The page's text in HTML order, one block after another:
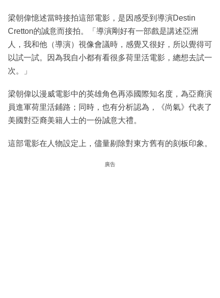
梁朝偉憶述當時接拍這部電影，是因感受到導演Destin
Cretton的誠意而接拍。「導演剛好有一部戲是講述亞洲
人，我和他（導演）視像會議時，感覺又很好，所以覺得可
以試一試。因為我自小都有看很多荷里活電影，總想去試一
次。」
梁朝偉以漫威電影中的英雄角色再添國際知名度，為亞裔演
員進軍荷里活鋪路；同時，也有分析認為，《尚氣》代表了
美國對亞裔美籍人士的一份誠意大禮。
這部電影在人物設定上，儘量剔除對東方舊有的刻板印象。
廣告